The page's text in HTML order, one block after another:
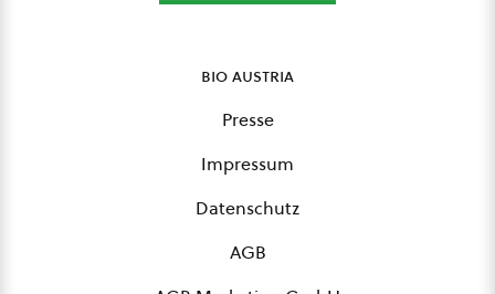
bio austria
Presse
Impressum
Datenschutz
AGB